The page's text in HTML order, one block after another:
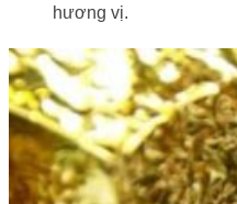
hương vị.